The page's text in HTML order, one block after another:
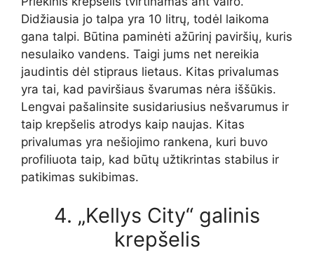
Didžiausia jo talpa yra 10 litrų, todėl laikoma
gana talpi. Būtina paminėti ažūrinį paviršių, kuris
nesulaiko vandens. Taigi jums net nereikia
jaudintis dėl stipraus lietaus. Kitas privalumas
yra tai, kad paviršiaus švarumas nėra iššūkis.
Lengvai pašalinsite susidariusius nešvarumus ir
taip krepšelis atrodys kaip naujas. Kitas
privalumas yra nešiojimo rankena, kuri buvo
profiliuota taip, kad būtų užtikrintas stabilus ir
patikimas sukibimas.
4. „Kellys City“ galinis
krepšelis